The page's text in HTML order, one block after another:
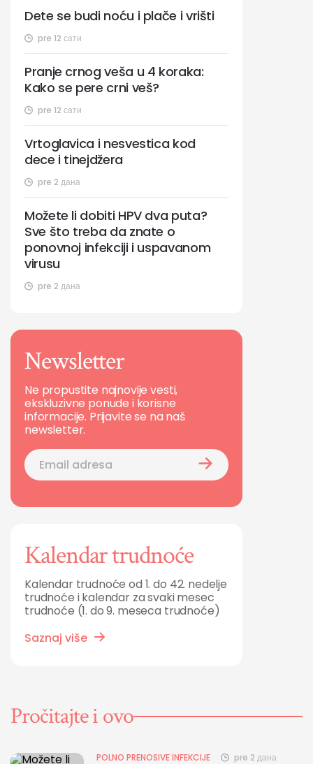
pre 12 сати
Dete se budi noću i plače i vrišti
pre 12 сати
Pranje crnog veša u 4 koraka:
Kako se pere crni veš?
pre 2 дана
Vrtoglavica i nesvestica kod
dece i tinejdžera
pre 2 дана
Možete li dobiti HPV dva puta?
Sve što treba da znate o
ponovnoj infekciji i uspavanom
virusu
Newsletter
Ne propustite najnovije vesti,
ekskluzivne ponude i korisne
informacije. Prijavite se na naš
newsletter.
Kalendar trudnoće
Kalendar trudnoće od 1. do 42. nedelje
trudnoće i kalendar za svaki mesec
trudnoće (1. do 9. meseca trudnoće)
Saznaj više
Pročitajte i ovo
POLNO PRENOSIVE INFEKCIJE pre 2 дана